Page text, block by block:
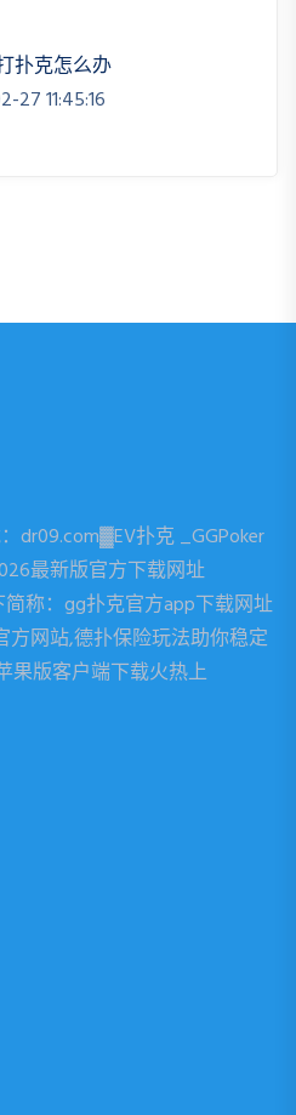
扑克怎么办
27 11:45:16
dr09.com▓EV扑克 _GGPoker
最新版官方下载网址
称：gg扑克官方app下载网址
网站,德扑保险玩法助你稳定
果版客户端下载火热上